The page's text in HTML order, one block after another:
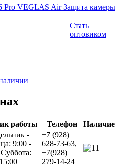
Pro VEGLAS Air Защита камеры
Стать
оптовиком
работы Телефон
Наличие
-
9:00 -
+7 (928)
628-73-63,
+7(928)
279-14-24
1